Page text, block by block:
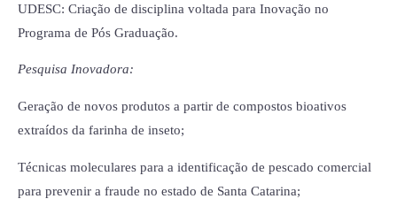
UDESC: Criação de disciplina voltada para Inovação no
Programa de Pós Graduação.
Pesquisa Inovadora:
Geração de novos produtos a partir de compostos bioativos
extraídos da farinha de inseto;
Técnicas moleculares para a identificação de pescado comercial
para prevenir a fraude no estado de Santa Catarina;